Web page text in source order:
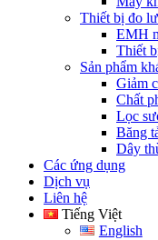
Thiết bị đo
EMH
Thiết
Sản phẩm
Giảm
Chất
Lọc
Băng
Dây
Các ứng dụng
Dịch vụ
Liên hệ
Tiếng Việt
English